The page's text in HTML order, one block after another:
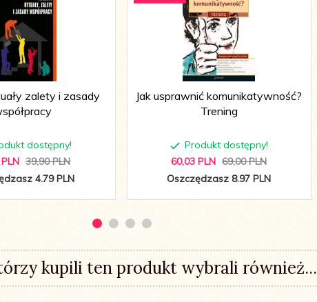
zalety i zasady
dostępny!
PLN 39,90 PLN
4.79 PLN
Jak usprawnić komunikatywność?
Trening
Produkt dostępny!
60,03 PLN 69,00 PLN
Oszczędzasz 8.97 PLN
kupili ten produkt wybrali również...